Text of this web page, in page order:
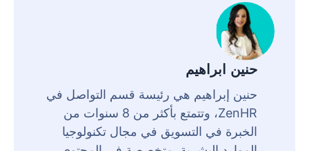
حنين ابراهيم
حنين إبراهيم هي رئيسة قسم التواصل في
ZenHR، وتتمتع بأكثر من 8 سنوات من
الخبرة في التسويق في مجال تكنولوجيا